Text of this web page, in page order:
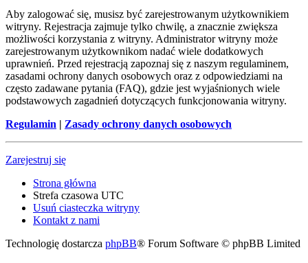
Aby zalogować się, musisz być zarejestrowanym użytkownikiem
witryny. Rejestracja zajmuje tylko chwilę, a znacznie zwiększa
możliwości korzystania z witryny. Administrator witryny może
zarejestrowanym użytkownikom nadać wiele dodatkowych
uprawnień. Przed rejestracją zapoznaj się z naszym regulaminem,
zasadami ochrony danych osobowych oraz z odpowiedziami na
często zadawane pytania (FAQ), gdzie jest wyjaśnionych wiele
podstawowych zagadnień dotyczących funkcjonowania witryny.
Regulamin | Zasady ochrony danych osobowych
Zarejestruj się
Strona główna
Strefa czasowa UTC
Usuń ciasteczka witryny
Kontakt z nami
Technologię dostarcza phpBB® Forum Software © phpBB Limited